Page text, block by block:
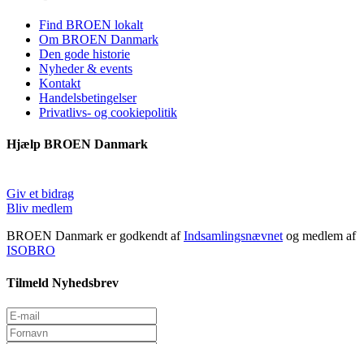
Find BROEN lokalt
Om BROEN Danmark
Den gode historie
Nyheder & events
Kontakt
Handelsbetingelser
Privatlivs- og cookiepolitik
Hjælp BROEN Danmark
Giv et bidrag
Bliv medlem
BROEN Danmark er godkendt afIndsamlingsnævnetog medlem af
ISOBRO
Tilmeld Nyhedsbrev